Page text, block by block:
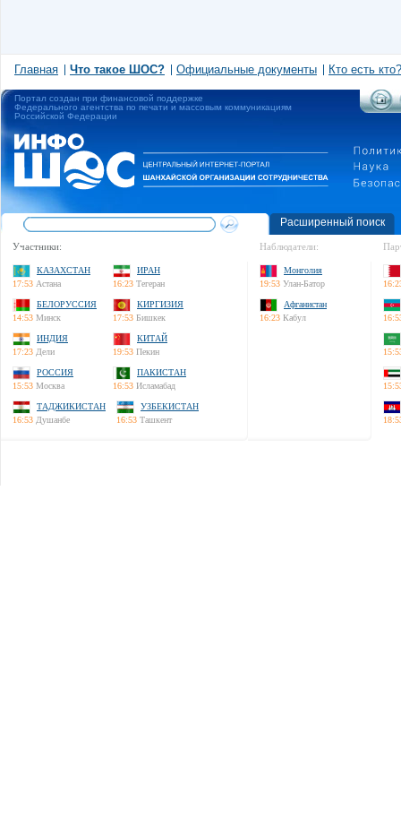
Главная Что такое ШОС? Официальные документы Кто есть кто?
Портал создан при финансовой поддержке
Федерального агентства по печати и массовым коммуникациям
Российской Федерации
Расширенный поиск
Участники:
КАЗАХСТАН
17:53 Астана
ИРАН
16:23 Тегеран
БЕЛОРУССИЯ
14:53 Минск
КИРГИЗИЯ
17:53 Бишкек
ИНДИЯ
17:23 Дели
КИТАЙ
19:53 Пекин
РОССИЯ
15:53 Москва
ПАКИСТАН
16:53 Исламабад
ТАДЖИКИСТАН
16:53 Душанбе
УЗБЕКИСТАН
16:53 Ташкент
Наблюдатели:
Монголия
19:53 Улан-Батор
Афганистан
16:23 Кабул